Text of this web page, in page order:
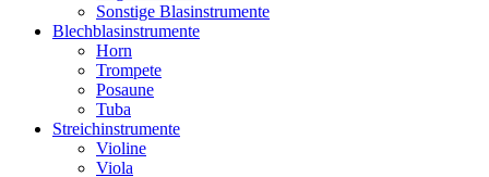
Sonstige Blasinstrumente
Blechblasinstrumente
Horn
Trompete
Posaune
Tuba
Streichinstrumente
Violine
Viola